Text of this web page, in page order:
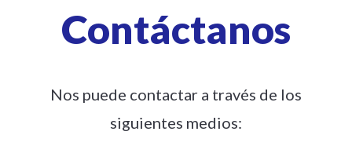
Contáctanos
Nos puede contactar a través de los
siguientes medios: